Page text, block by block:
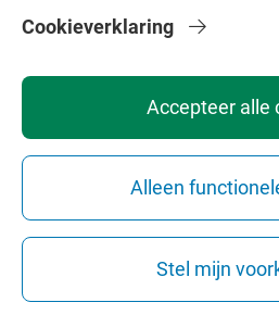
Accepteer alle
Alleen
Stel mijn
Cookieverklaring
Faculteiten
PrivacyDisclaimerVeiligheid
Copyright © 2026 - Vrije